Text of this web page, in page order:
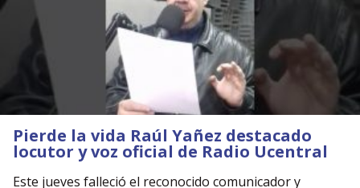
Pierde la vida Raúl Yañez destacado
locutor y voz oficial de Radio Ucentral
Este jueves falleció el reconocido comunicador y